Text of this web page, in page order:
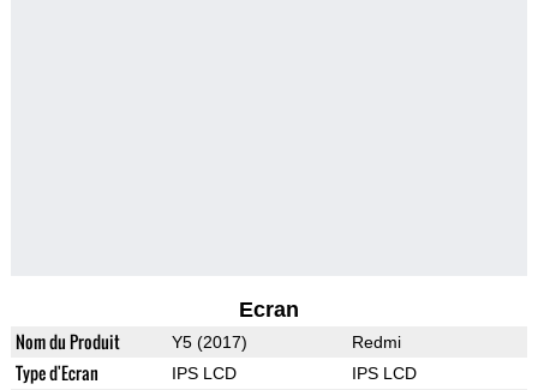
Ecran
Nom du Produit Y5 (2017) Redmi
Type d'Ecran IPS LCD IPS LCD